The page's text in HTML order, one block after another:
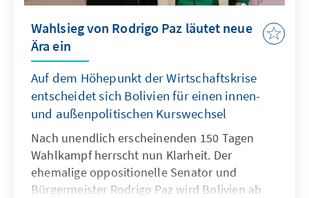
Wahlsieg von Rodrigo Paz läutet neue
Ära ein
Auf dem Höhepunkt der Wirtschaftskrise
entscheidet sich Bolivien für einen innen-
und außenpolitischen Kurswechsel
Nach unendlich erscheinenden 150 Tagen
Wahlkampf herrscht nun Klarheit. Der
ehemalige oppositionelle Senator und
Bürgermeister Rodrigo Paz wird Bolivien ab